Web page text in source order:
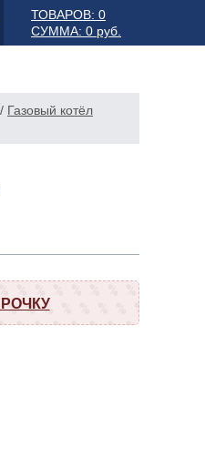
ТОВАРОВ: 0
СУММА: 0 руб.
/ Газовый котёл